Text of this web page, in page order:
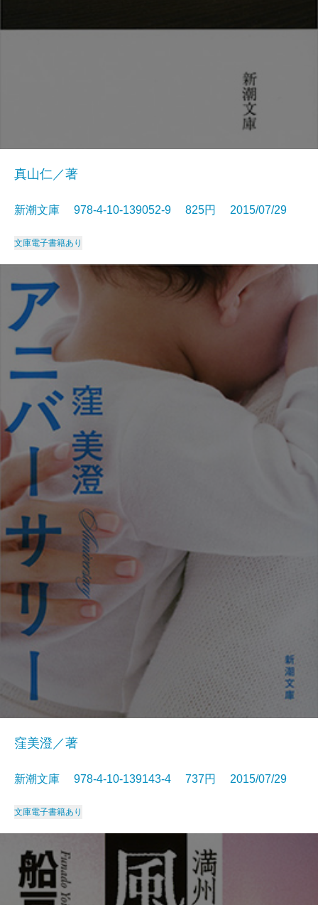
真山仁／著
新潮文庫 978-4-10-139052-9 825円 2015/07/29
文庫電子書籍あり
窪美澄／著
新潮文庫 978-4-10-139143-4 737円 2015/07/29
文庫電子書籍あり